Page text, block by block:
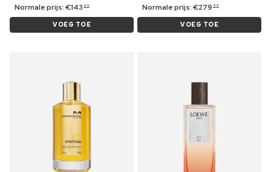
Normale prijs:€143 99
VOEG TOE
Normale prijs:€279 99
VOEG TOE